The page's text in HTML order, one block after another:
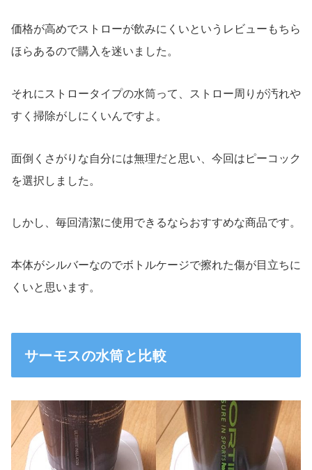
価格が高めでストローが飲みにくいというレビューもちら
ほらあるので購入を迷いました。
それにストロータイプの水筒って、ストロー周りが汚れや
すく掃除がしにくいんですよ。
面倒くさがりな自分には無理だと思い、今回はピーコック
を選択しました。
しかし、毎回清潔に使用できるならおすすめな商品です。
本体がシルバーなのでボトルケージで擦れた傷が目立ちに
くいと思います。
サーモスの水筒と比較